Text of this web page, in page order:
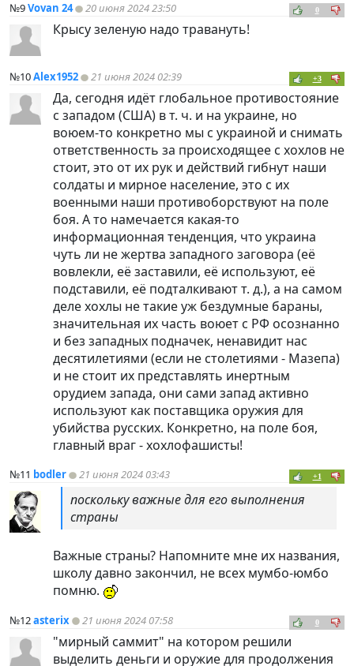
№9Vovan 24 20 июня 2024 23:50 0
Крысу зеленую надо травануть!
№10Alex1952 21 июня 2024 02:39 +3
Да, сегодня идёт глобальное противостояние
с западом (США) в т. ч. и на украине, но
воюем-то конкретно мы с украиной и снимать
ответственность за происходящее с хохлов не
стоит, это от их рук и действий гибнут наши
солдаты и мирное население, это с их
военными наши противоборствуют на поле
боя. А то намечается какая-то
информационная тенденция, что украина
чуть ли не жертва западного заговора (её
вовлекли, её заставили, её используют, её
подставили, её подталкивают т. д.), а на самом
деле хохлы не такие уж бездумные бараны,
значительная их часть воюет с РФ осознанно
и без западных подначек, ненавидит нас
десятилетиями (если не столетиями - Мазепа)
и не стоит их представлять инертным
орудием запада, они сами запад активно
используют как поставщика оружия для
убийства русских. Конкретно, на поле боя,
главный враг - хохлофашисты!
№11 bodler 21 июня 2024 03:43 +1
поскольку важные для его выполнения
страны
Важные страны? Напомните мне их названия,
школу давно закончил, не всех мумбо-юмбо
помню.
№12asterix 21 июня 2024 07:58 0
"мирный саммит" на котором решили
выделить деньги и оружие для продолжения